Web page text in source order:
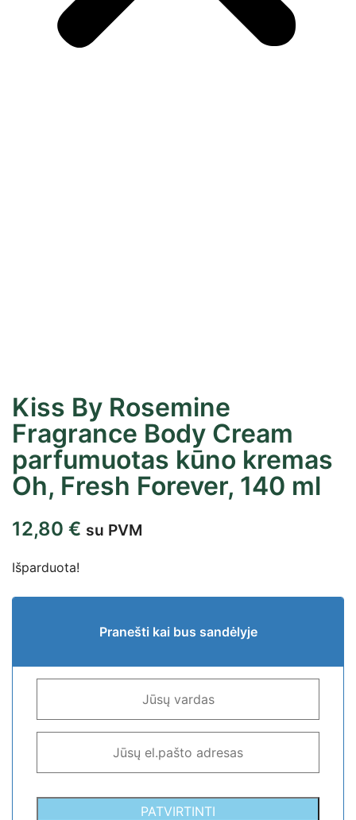
Kiss By Rosemine
Fragrance Body Cream
parfumuotas kūno kremas
Oh, Fresh Forever, 140 ml
12,80 € su PVM
Išparduota!
Pranešti kai bus sandėlyje
PATVIRTINTI